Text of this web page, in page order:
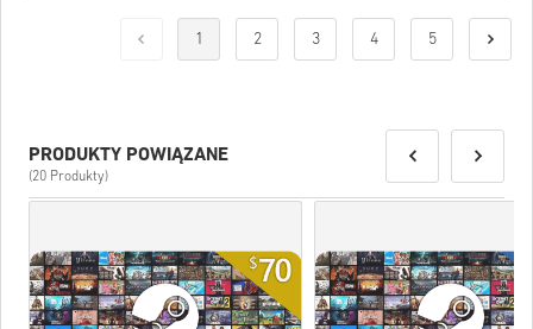
1 2 3 4 5
PRODUKTY POWIĄZANE
(20 Produkty)